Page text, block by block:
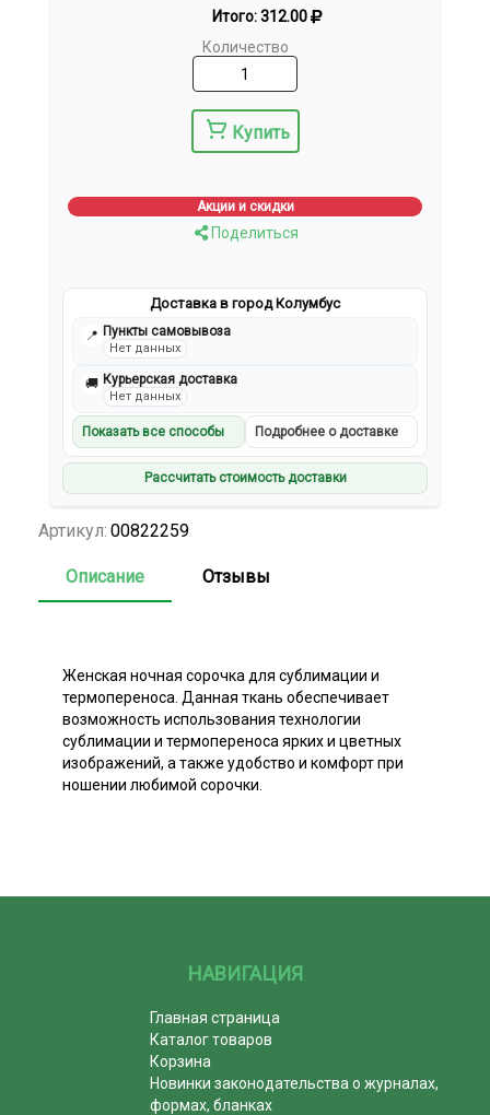
Итого:312.00
Количество
Купить
Акции и скидки
Поделиться
Доставка в город Колумбус
📍 Пункты самовывоза
Нет данных
🚚 Курьерская доставка
Нет данных
Показать все способы Подробнее о доставке
Рассчитать стоимость доставки
Артикул: 00822259
Описание Отзывы
Женская ночная сорочка для сублимации и
термопереноса. Данная ткань обеспечивает
возможность использования технологии
сублимации и термопереноса ярких и цветных
изображений, а также удобство и комфорт при
ношении любимой сорочки.
НАВИГАЦИЯ
Главная страница
Каталог товаров
Корзина
Новинки законодательства о журналах,
формах, бланках